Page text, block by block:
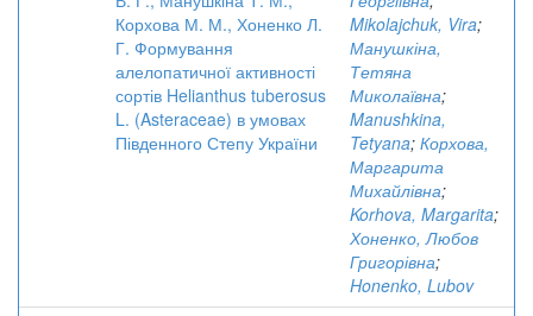
Корхова М. М., Хоненко Л.
Г. Формування
алелопатичної активності
сортів Helianthus tuberosus
L. (Asteraceae) в умовах
Південного Степу України
Mikolajchuk, Vira;
Манушкіна,
Тетяна
Миколаївна;
Manushkina,
Tetyana; Корхова,
Маргарита
Михайлівна;
Korhova, Margarita;
Хоненко, Любов
Григорівна;
Honenko, Lubov